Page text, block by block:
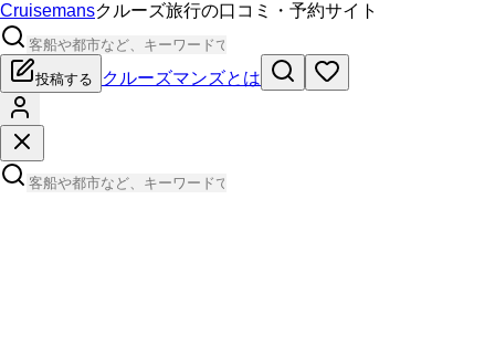
Cruisemansクルーズ旅行の口コミ・予約サイト
投稿する クルーズマンズとは